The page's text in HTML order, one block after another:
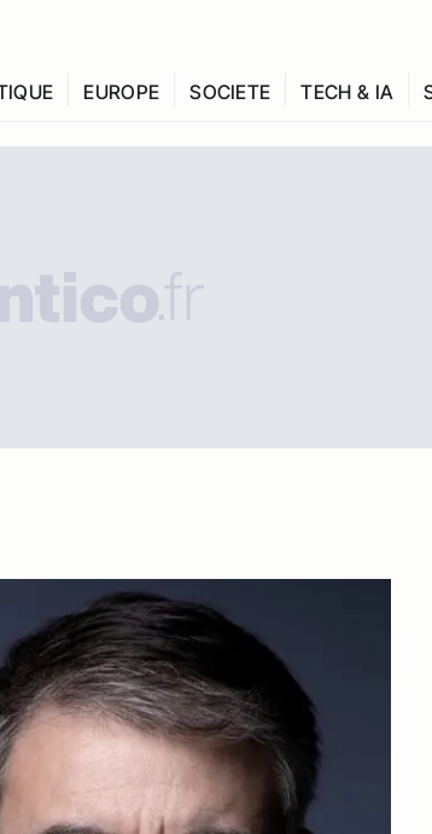
EUROPE SOCIETE TECH & IA